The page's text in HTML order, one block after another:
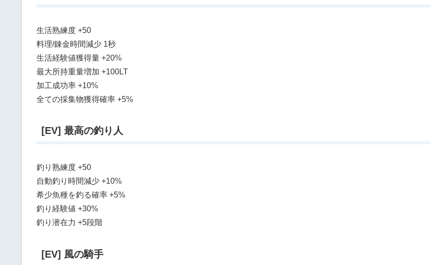
生活熟練度 +50
料理/錬金時間減少 1秒
生活経験値獲得量 +20%
最大所持重量増加 +100LT
加工成功率 +10%
全ての採集物獲得確率 +5%
[EV] 最高の釣り人
釣り熟練度 +50
自動釣り時間減少 +10%
希少魚種を釣る確率 +5%
釣り経験値 +30%
釣り潜在力 +5段階
[EV] 風の騎手